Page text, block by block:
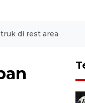
di rest area